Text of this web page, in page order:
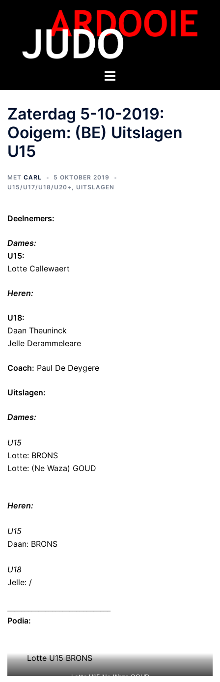
Zaterdag 5-10-2019:
Ooigem: (BE) Uitslagen
U15
MET CARL
5 OKTOBER 2019
U15/U17/U18/U20+ , UITSLAGEN
Deelnemers:
Dames:
U15:
Lotte Callewaert
Heren:
U18:
Daan Theuninck
Jelle Derammeleare
Coach: Paul De Deygere
Uitslagen:
Dames:
U15
Lotte: BRONS
Lotte: (Ne Waza) GOUD
Heren:
U15
Daan: BRONS
U18
Jelle: /
Podia:
Lotte U15 BRONS
Lotte U15 Ne-Waza GOUD